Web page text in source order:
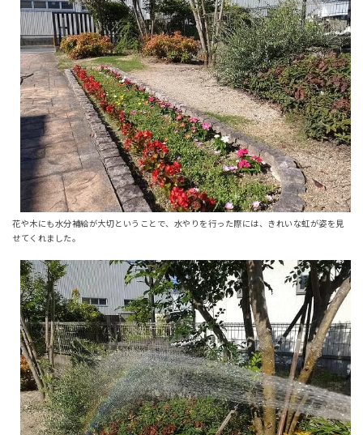
花や木にも水分補給が大切ということで、水やりを行った際には、きれいな虹が姿を見
せてくれました。